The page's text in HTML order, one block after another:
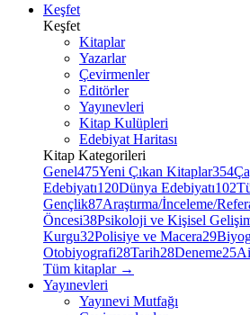
Keşfet
Keşfet
Kitaplar
Yazarlar
Çevirmenler
Editörler
Yayınevleri
Kitap Kulüpleri
Edebiyat Haritası
Kitap Kategorileri
Genel475Yeni Çıkan Kitaplar354
Edebiyatı120Dünya Edebiyatı102
Gençlik87Araştırma/İnceleme/
Öncesi38Psikoloji ve Kişisel
Kurgu32Polisiye ve Macera29
Otobiyografi28Tarih28Deneme25
Tüm kitaplar →
Yayınevleri
Yayınevi Mutfağı